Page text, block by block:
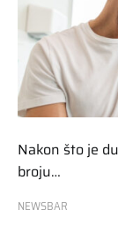
Nakon što je
broju…
NEWSBAR